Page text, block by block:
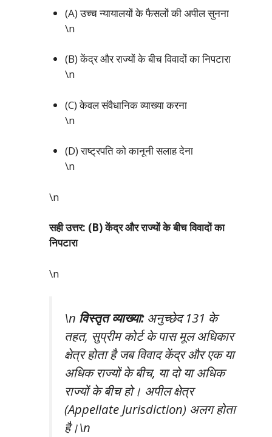
(A) उच्च न्यायालयों के फैसलों की अपील सुनना
\n
(B) केंद्र और राज्यों के बीच विवादों का निपटारा
\n
(C) केवल संवैधानिक व्याख्या करना
\n
(D) राष्ट्रपति को कानूनी सलाह देना
\n
\n
सही उत्तर: (B) केंद्र और राज्यों के बीच विवादों का
निपटारा
\n
\n विस्तृत व्याख्या:अनुच्छेद 131 के
तहत, सुप्रीम कोर्ट के पास मूल अधिकार
क्षेत्र होता है जब विवाद केंद्र और एक या
अधिक राज्यों के बीच, या दो या अधिक
राज्यों के बीच हो। अपील क्षेत्र
(Appellate Jurisdiction) अलग होता
है।\n